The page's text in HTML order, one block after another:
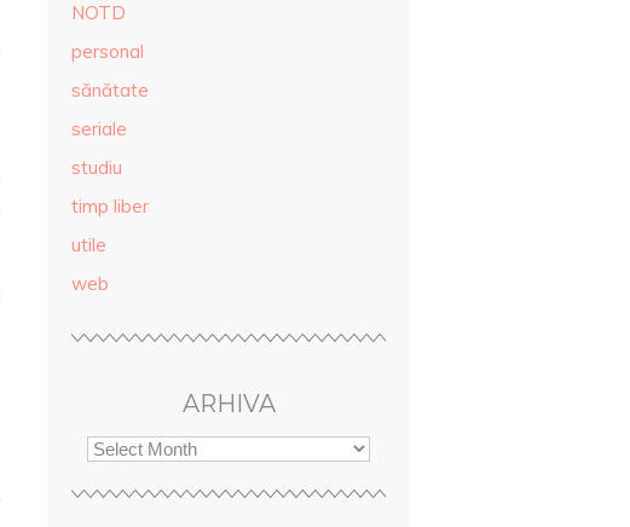
NOTD
personal
sănătate
seriale
studiu
timp liber
utile
web
ARHIVA